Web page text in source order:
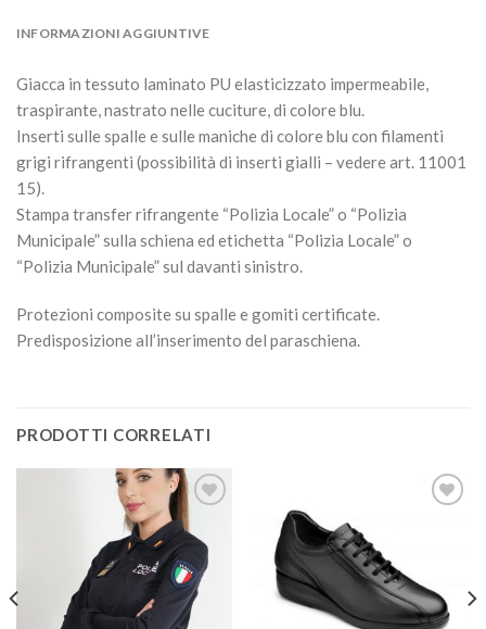
INFORMAZIONI AGGIUNTIVE
Giacca in tessuto laminato PU elasticizzato impermeabile,
traspirante, nastrato nelle cuciture, di colore blu.
Inserti sulle spalle e sulle maniche di colore blu con filamenti
grigi rifrangenti (possibilità di inserti gialli – vedere art. 11001
15).
Stampa transfer rifrangente “Polizia Locale” o “Polizia
Municipale” sulla schiena ed etichetta “Polizia Locale” o
“Polizia Municipale” sul davanti sinistro.
Protezioni composite su spalle e gomiti certificate.
Predisposizione all’inserimento del paraschiena.
PRODOTTI CORRELATI
Aggiungi
alla lista
dei
desideri